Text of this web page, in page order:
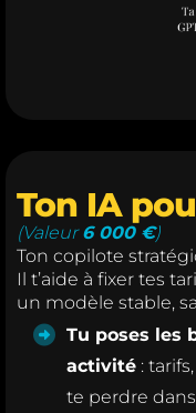
Ton IA
(Valeur6 000 €)
Ton copilote
Il t’aide à fixer tes
un modèle stable,
Tu poses les
activité :
te perdre